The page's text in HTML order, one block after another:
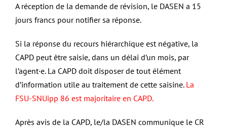
A réception de la demande de révision, le DASEN a 15
jours francs pour notifier sa réponse.
Si la réponse du recours hiérarchique est négative, la
CAPD peut être saisie, dans un délai d’un mois, par
l’agent·e. La CAPD doit disposer de tout élément
d’information utile au traitement de cette saisine. La
FSU-SNUipp 86 est majoritaire en CAPD.
Après avis de la CAPD, le/la DASEN communique le CR